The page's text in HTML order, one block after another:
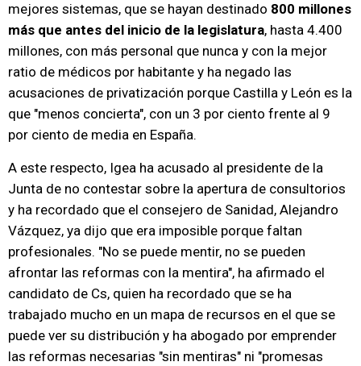
mejores sistemas, que se hayan destinado 800 millones
más que antes del inicio de la legislatura, hasta 4.400
millones, con más personal que nunca y con la mejor
ratio de médicos por habitante y ha negado las
acusaciones de privatización porque Castilla y León es la
que "menos concierta", con un 3 por ciento frente al 9
por ciento de media en España.
A este respecto, Igea ha acusado al presidente de la
Junta de no contestar sobre la apertura de consultorios
y ha recordado que el consejero de Sanidad, Alejandro
Vázquez, ya dijo que era imposible porque faltan
profesionales. "No se puede mentir, no se pueden
afrontar las reformas con la mentira", ha afirmado el
candidato de Cs, quien ha recordado que se ha
trabajado mucho en un mapa de recursos en el que se
puede ver su distribución y ha abogado por emprender
las reformas necesarias "sin mentiras" ni "promesas